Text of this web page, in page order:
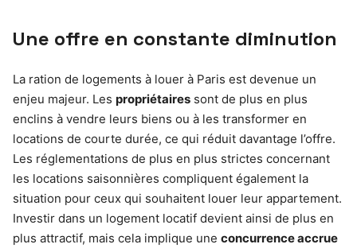
Une offre en constante diminution
La ration de logements à louer à Paris est devenue un
enjeu majeur. Les propriétaires sont de plus en plus
enclins à vendre leurs biens ou à les transformer en
locations de courte durée, ce qui réduit davantage l’offre.
Les réglementations de plus en plus strictes concernant
les locations saisonnières compliquent également la
situation pour ceux qui souhaitent louer leur appartement.
Investir dans un logement locatif devient ainsi de plus en
plus attractif, mais cela implique une concurrence accrue